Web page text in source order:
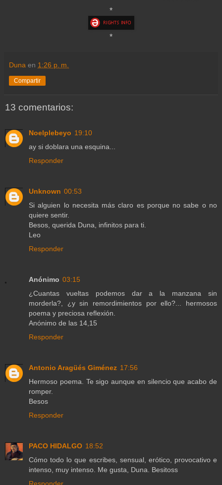
*
*
Duna en 1:26 p. m.
Compartir
13 comentarios:
Noelplebeyo 19:10
ay si doblara una esquina...
Responder
Unknown 00:53
Si alguien lo necesita más claro es porque no sabe o no
quiere sentir.
Besos, querida Duna, infinitos para ti.
Leo
Responder
Anónimo 03:15
¿Cuantas vueltas podemos dar a la manzana sin
morderla?, ¿y sin remordimientos por ello?... hermosos
poema y preciosa reflexión.
Anónimo de las 14,15
Responder
Antonio Aragüés Giménez 17:56
Hermoso poema. Te sigo aunque en silencio que acabo de
romper.
Besos
Responder
PACO HIDALGO 18:52
Cómo todo lo que escribes, sensual, erótico, provocativo e
intenso, muy intenso. Me gusta, Duna. Besitoss